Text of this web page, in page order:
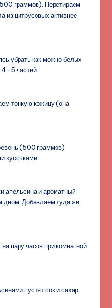
граммов). Перетираем
из цитрусовых активнее
убрать как можно белых
4-5 частей.
тонкую кожицу (она
(500 граммов)
кусочками.
апельсина и ароматный
дном. Добавляем туда же
пару часов при комнатной
пустят сок и сахар